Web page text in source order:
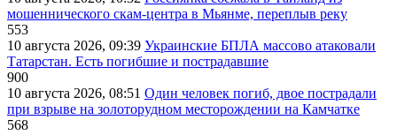
мошеннического скам-центра в Мьянме, переплыв реку
553
10 августа 2026, 09:39 Украинские БПЛА массово атаковали
Татарстан. Есть погибшие и пострадавшие
900
10 августа 2026, 08:51 Один человек погиб, двое пострадали
при взрыве на золоторудном месторождении на Камчатке
568